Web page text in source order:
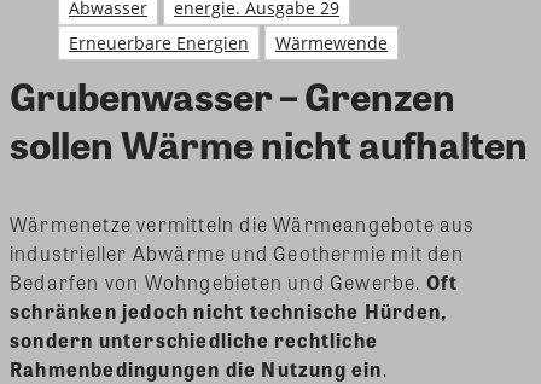
Abwasser
energie. Ausgabe 29
Erneuerbare Energien
Wärmewende
Grubenwasser – Grenzen
sollen Wärme nicht aufhalten
Wärmenetze vermitteln die Wärmeangebote aus
industrieller Abwärme und Geothermie mit den
Bedarfen von Wohngebieten und Gewerbe. Oft
schränken jedoch nicht technische Hürden,
sondern unterschiedliche rechtliche
Rahmenbedingungen die Nutzung ein.